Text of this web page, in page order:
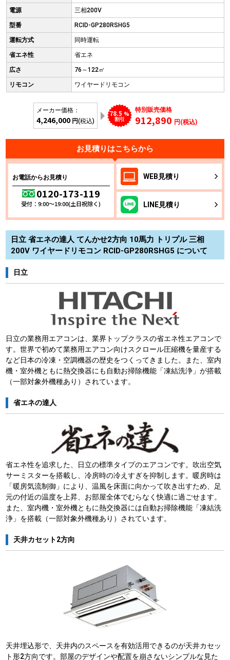
電源 三相200V
型番 RCID-GP280RSHG5
運転方式 同時運転
省エネ性 省エネ
広さ 76～122㎡
リモコン ワイヤードリモコン
メーカー価格：
4,246,000 円(税込)
78.5 %
割引
特別販売価格
912,890 円(税込)
お見積りはこちらから
お電話からお見積り
0120-173-119
受付：9:00～19:00(土日祝除く)
WEB 見積り
LINE見積り
日立 省エネの達人 てんかせ2方向 10馬力 トリプル 三相
200V ワイヤードリモコン RCID-GP280RSHG5 について
日立
日立の業務用エアコンは、業界トップクラスの省エネ性エアコンで
す。世界で初めて業務用エアコン向けスクロール圧縮機を量産する
など日本の冷凍・空調機器の歴史をつくってきました。また、室内
機・室外機ともに熱交換器にも自動お掃除機能「凍結洗浄」が搭載
（一部対象外機種あり）されています。
省エネの達人
省エネ性を追求した、日立の標準タイプのエアコンです。吹出空気
サーミスターを搭載し、冷房時の冷えすぎを抑制します。暖房時は
「暖房気流制御」により、温風を床面に向かって吹き出すため、足
元の付近の温度を上昇、お部屋全体でむらなく快適に過ごせます。
また、室内機・室外機ともに熱交換器には自動お掃除機能「凍結洗
浄」を搭載（一部対象外機種あり）されています。
天井カセット2方向
天井埋込形で、天井内のスペースを有効活用できるのが天井カセッ
ト形2方向です。部屋のデザインや配置を崩さないシンプルな見た